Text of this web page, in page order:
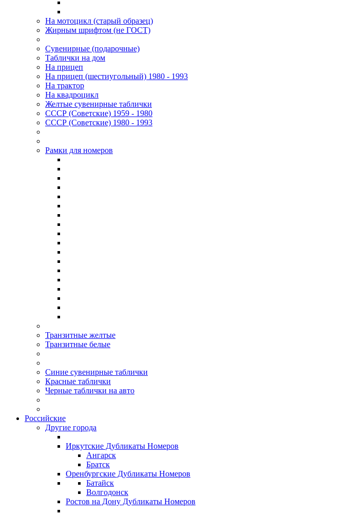
На мотоцикл (старый образец)
Жирным шрифтом (не ГОСТ)
Сувенирные (подарочные)
Таблички на дом
На прицеп
На прицеп (шестиугольный) 1980 - 1993
На трактор
На квадроцикл
Желтые сувенирные таблички
СССР (Советские) 1959 - 1980
СССР (Советские) 1980 - 1993
Рамки для номеров
Транзитные желтые
Транзитные белые
Синие сувенирные таблички
Красные таблички
Черные таблички на авто
Российские
Другие города
Иркутские Дубликаты Номеров
Ангарск
Братск
Оренбургские Дубликаты Номеров
Батайск
Волгодонск
Ростов на Дону Дубликаты Номеров